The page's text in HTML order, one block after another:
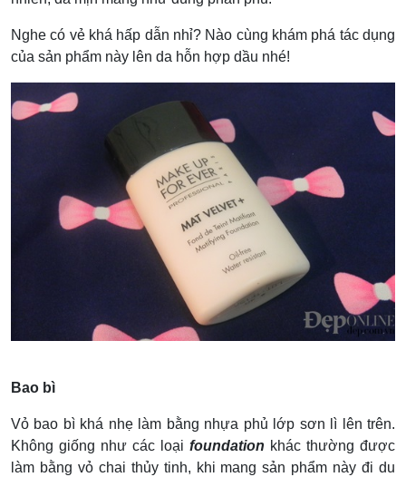
Nghe có vẻ khá hấp dẫn nhỉ? Nào cùng khám phá tác dụng
của sản phẩm này lên da hỗn hợp dầu nhé!
Bao bì
Vỏ bao bì khá nhẹ làm bằng nhựa phủ lớp sơn lì lên trên.
Không giống như các loại foundation khác thường được
làm bằng vỏ chai thủy tinh, khi mang sản phẩm này đi du